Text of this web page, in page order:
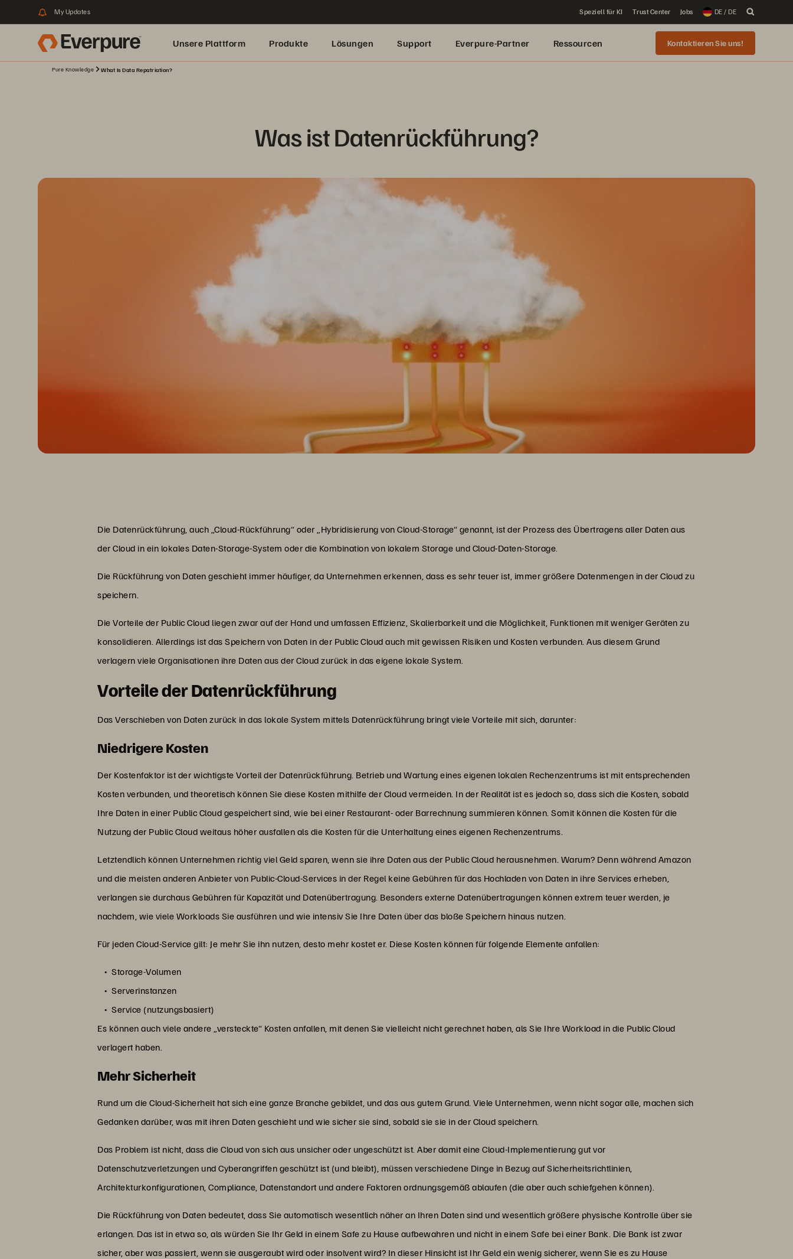
My Updates Speziell für KI Trust Center Jobs DE / DE
Unsere Plattform Produkte Lösungen Support Everpure-Partner Ressourcen Kontaktieren Sie uns!
Pure Knowledge What Is Data Repatriation?
Was ist Datenrückführung?
Die Datenrückführung, auch „Cloud-Rückführung“ oder „Hybridisierung von Cloud-Storage“ genannt, ist der Prozess des Übertragens aller Daten aus
der Cloud in ein lokales Daten-Storage-System oder die Kombination von lokalem Storage und Cloud-Daten-Storage.
Die Rückführung von Daten geschieht immer häufiger, da Unternehmen erkennen, dass es sehr teuer ist, immer größere Datenmengen in der Cloud zu
speichern.
Die Vorteile der Public Cloud liegen zwar auf der Hand und umfassen Effizienz, Skalierbarkeit und die Möglichkeit, Funktionen mit weniger Geräten zu
konsolidieren. Allerdings ist das Speichern von Daten in der Public Cloud auch mit gewissen Risiken und Kosten verbunden. Aus diesem Grund
verlagern viele Organisationen ihre Daten aus der Cloud zurück in das eigene lokale System.
Vorteile der Datenrückführung
Das Verschieben von Daten zurück in das lokale System mittels Datenrückführung bringt viele Vorteile mit sich, darunter:
Niedrigere Kosten
Der Kostenfaktor ist der wichtigste Vorteil der Datenrückführung. Betrieb und Wartung eines eigenen lokalen Rechenzentrums ist mit entsprechenden
Kosten verbunden, und theoretisch können Sie diese Kosten mithilfe der Cloud vermeiden. In der Realität ist es jedoch so, dass sich die Kosten, sobald
Ihre Daten in einer Public Cloud gespeichert sind, wie bei einer Restaurant- oder Barrechnung summieren können. Somit können die Kosten für die
Nutzung der Public Cloud weitaus höher ausfallen als die Kosten für die Unterhaltung eines eigenen Rechenzentrums.
Letztendlich können Unternehmen richtig viel Geld sparen, wenn sie ihre Daten aus der Public Cloud herausnehmen. Warum? Denn während Amazon
und die meisten anderen Anbieter von Public-Cloud-Services in der Regel keine Gebühren für das Hochladen von Daten in ihre Services erheben,
verlangen sie durchaus Gebühren für Kapazität und Datenübertragung. Besonders externe Datenübertragungen können extrem teuer werden, je
nachdem, wie viele Workloads Sie ausführen und wie intensiv Sie Ihre Daten über das bloße Speichern hinaus nutzen.
Für jeden Cloud-Service gilt: Je mehr Sie ihn nutzen, desto mehr kostet er. Diese Kosten können für folgende Elemente anfallen:
Storage-Volumen
Serverinstanzen
Service (nutzungsbasiert)
Es können auch viele andere „versteckte“ Kosten anfallen, mit denen Sie vielleicht nicht gerechnet haben, als Sie Ihre Workload in die Public Cloud
verlagert haben.
Mehr Sicherheit
Rund um die Cloud-Sicherheit hat sich eine ganze Branche gebildet, und das aus gutem Grund. Viele Unternehmen, wenn nicht sogar alle, machen sich
Gedanken darüber, was mit ihren Daten geschieht und wie sicher sie sind, sobald sie sie in der Cloud speichern.
Das Problem ist nicht, dass die Cloud von sich aus unsicher oder ungeschützt ist. Aber damit eine Cloud-Implementierung gut vor
Datenschutzverletzungen und Cyberangriffen geschützt ist (und bleibt), müssen verschiedene Dinge in Bezug auf Sicherheitsrichtlinien,
Architekturkonfigurationen, Compliance, Datenstandort und andere Faktoren ordnungsgemäß ablaufen (die aber auch schiefgehen können).
Die Rückführung von Daten bedeutet, dass Sie automatisch wesentlich näher an Ihren Daten sind und wesentlich größere physische Kontrolle über sie
erlangen. Das ist in etwa so, als würden Sie Ihr Geld in einem Safe zu Hause aufbewahren und nicht in einem Safe bei einer Bank. Die Bank ist zwar
sicher, aber was passiert, wenn sie ausgeraubt wird oder insolvent wird? In dieser Hinsicht ist Ihr Geld ein wenig sicherer, wenn Sie es zu Hause